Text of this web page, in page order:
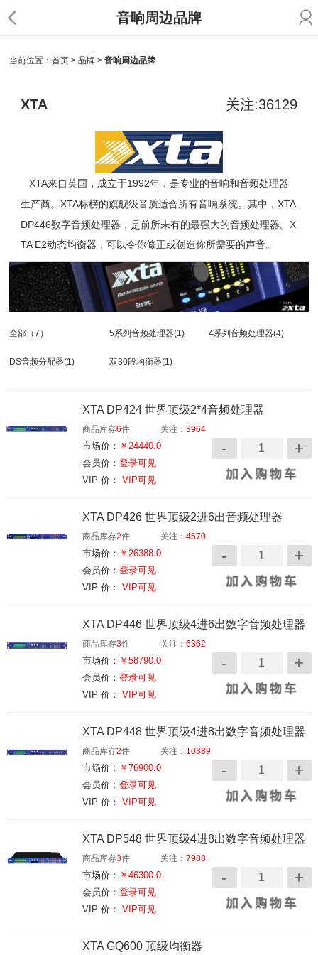
音响周边品牌
当前位置：首页 >品牌 >音响周边品牌
XTA 关注:36129
XTA来自英国，成立于1992年，是专业的音响和音频处理器
生产商。XTA标榜的旗舰级音质适合所有音响系统。其中，XTA
DP446数字音频处理器，是前所未有的最强大的音频处理器。X
TA E2动态均衡器，可以令你修正或创造你所需要的声音。
全部 （7） 5系列音频处理器(1) 4系列音频处理器(4)
DS音频分配器(1) 双30段均衡器(1)
XTA DP424 世界顶级2*4音频处理器
商品库存6件 关注：3964
市场价： ￥24440.0
会员价：登录可见
VIP 价： VIP可见
XTA DP426 世界顶级2进6出音频处理器
商品库存2件 关注：4670
市场价： ￥26388.0
会员价：登录可见
VIP 价： VIP可见
XTA DP446 世界顶级4进6出数字音频处理器
商品库存3件 关注：6362
市场价： ￥58790.0
会员价：登录可见
VIP 价： VIP可见
XTA DP448 世界顶级4进8出数字音频处理器
商品库存2件 关注： 10389
市场价： ￥76900.0
会员价：登录可见
VIP 价： VIP可见
XTA DP548 世界顶级4进8出数字音频处理器
商品库存3件 关注：7988
市场价： ￥46300.0
会员价：登录可见
VIP 价： VIP可见
XTA GQ600 顶级均衡器